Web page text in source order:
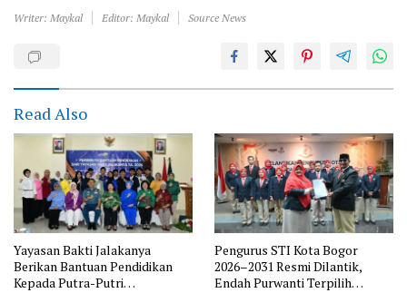
Writer: Maykal Editor: Maykal Source News
Read Also
Yayasan Bakti Jalakanya
Berikan Bantuan Pendidikan
Kepada Putra-Putri
Pengurus STI Kota Bogor
2026–2031 Resmi Dilantik,
Endah Purwanti Terpilih